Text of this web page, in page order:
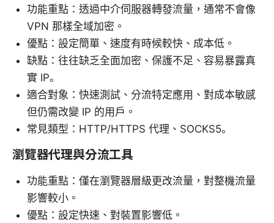
功能重點：透過中介伺服器轉發流量，通常不會像
VPN 那樣全域加密。
優點：設定簡單、速度有時候較快、成本低。
缺點：往往缺乏全面加密、保護不足、容易暴露真
實 IP。
適合對象：快速測試、分流特定應用、對成本敏感
但仍需改變 IP 的用戶。
常見類型：HTTP/HTTPS 代理、SOCKS5。
瀏覽器代理與分流工具
功能重點：僅在瀏覽器層級更改流量，對整機流量
影響較小。
優點：設定快速、對裝置影響低。